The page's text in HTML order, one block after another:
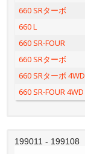
660 SRターボ
660 L
660 SR-FOUR
660 SRターボ
660 SRターボ 4WD
660 SR-FOUR 4WD
199011 - 199108